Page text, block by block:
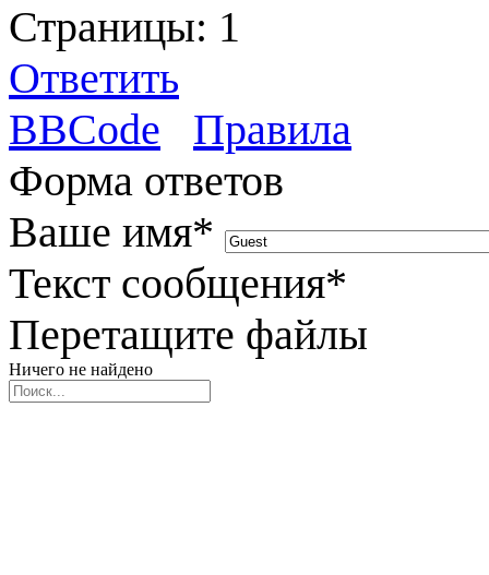
Страницы: 1
Ответить
BBCode
Правила
Форма ответов
Ваше имя*
Текст сообщения*
Перетащите файлы
Ничего не найдено